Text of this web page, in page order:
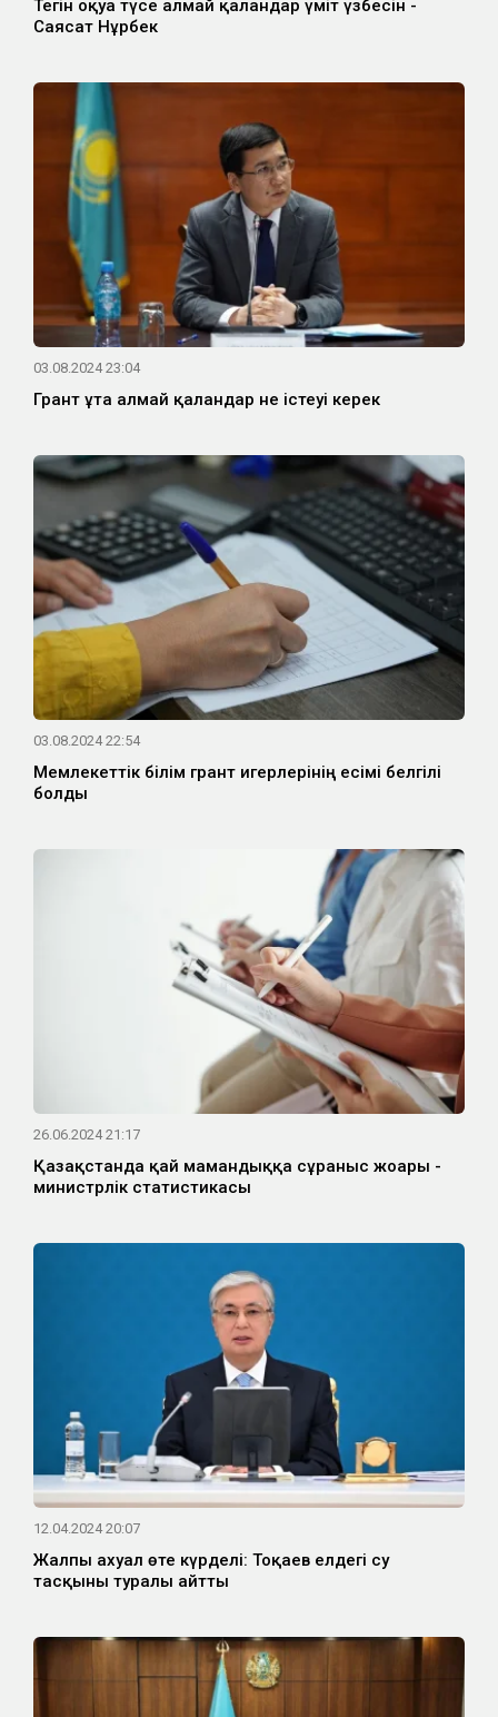
Тегін оқуға түсе алмай қалғандар үміт үзбесін -
Саясат Нұрбек
03.08.2024 23:04
Грант ұта алмай қалғандар не істеуі керек
03.08.2024 22:54
Мемлекеттік білім грант игерлерінің есімі белгілі
болды
26.06.2024 21:17
Қазақстанда қай мамандыққа сұраныс жоғары -
министрлік статистикасы
12.04.2024 20:07
Жалпы ахуал өте күрделі: Тоқаев елдегі су
тасқыны туралы айтты